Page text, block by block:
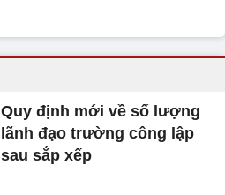
Quy định mới về số lượng
lãnh đạo trường công lập
sau sắp xếp